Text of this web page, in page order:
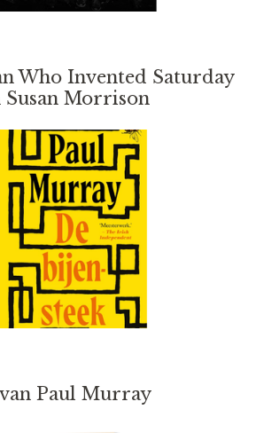
Who Invented Saturday
Morrison
van Paul Murray